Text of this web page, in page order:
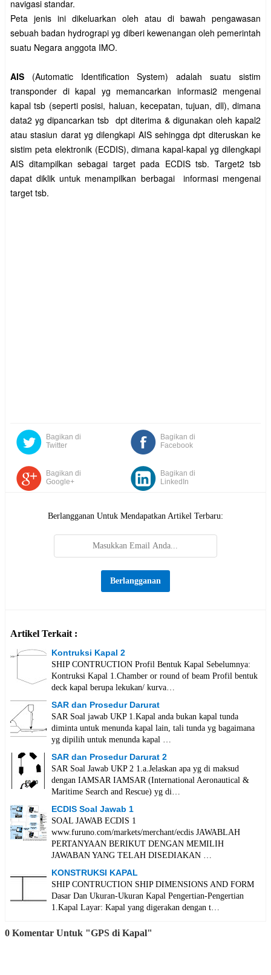
navigasi standar.
Peta jenis ini dikeluarkan oleh atau di bawah pengawasan
sebuah badan hydrograpi yg diberi kewenangan oleh pemerintah
suatu Negara anggota IMO.
AIS (Automatic Identification System) adalah suatu sistim
transponder di kapal yg memancarkan informasi2 mengenai
kapal tsb (seperti posisi, haluan, kecepatan, tujuan, dll), dimana
data2 yg dipancarkan tsb dpt diterima & digunakan oleh kapal2
atau stasiun darat yg dilengkapi AIS sehingga dpt diteruskan ke
sistim peta elektronik (ECDIS), dimana kapal-kapal yg dilengkapi
AIS ditampilkan sebagai target pada ECDIS tsb. Target2 tsb
dapat diklik untuk menampilkan berbagai informasi mengenai
target tsb.
Bagikan di
Facebook
Bagikan di
Twitter
Bagikan di
Google+
Bagikan di
LinkedIn
Berlangganan Untuk Mendapatkan Artikel Terbaru:
Artikel Terkait :
Kontruksi Kapal 2
SHIP CONTRUCTION Profil Bentuk Kapal Sebelumnya:
Kontruksi Kapal 1.Chamber or round of beam Profil bentuk
deck kapal berupa lekukan/ kurva…
SAR dan Prosedur Darurat
SAR Soal jawab UKP 1.Kapal anda bukan kapal tunda
diminta untuk menunda kapal lain, tali tunda yg bagaimana
yg dipilih untuk menunda kapal …
SAR dan Prosedur Darurat 2
SAR Soal Jawab UKP 2 1.a.Jelaskan apa yg di maksud
dengan IAMSAR IAMSAR (International Aeronautical &
Maritime Search and Rescue) yg di…
ECDIS Soal Jawab 1
SOAL JAWAB ECDIS 1
www.furuno.com/markets/merchant/ecdis JAWABLAH
PERTANYAAN BERIKUT DENGAN MEMILIH
JAWABAN YANG TELAH DISEDIAKAN …
KONSTRUKSI KAPAL
SHIP CONTRUCTION SHIP DIMENSIONS AND FORM
Dasar Dan Ukuran-Ukuran Kapal Pengertian-Pengertian
1.Kapal Layar: Kapal yang digerakan dengan t…
0 Komentar Untuk "GPS di Kapal"